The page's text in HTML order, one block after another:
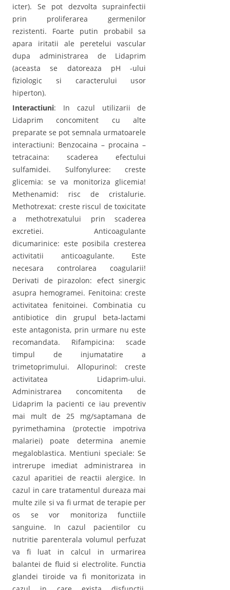
icter). Se pot dezvolta suprainfectii
prin proliferarea germenilor
rezistenti. Foarte putin probabil sa
apara iritatii ale peretelui vascular
dupa administrarea de Lidaprim
(aceasta se datoreaza pH -ului
fiziologic si caracterului usor
hiperton).
Interactiuni: In cazul utilizarii de
Lidaprim concomitent cu alte
preparate se pot semnala urmatoarele
interactiuni: Benzocaina – procaina –
tetracaina: scaderea efectului
sulfamidei. Sulfonyluree: creste
glicemia: se va monitoriza glicemia!
Methenamid: risc de cristalurie.
Methotrexat: creste riscul de toxicitate
a methotrexatului prin scaderea
excretiei. Anticoagulante
dicumarinice: este posibila cresterea
activitatii anticoagulante. Este
necesara controlarea coagularii!
Derivati de pirazolon: efect sinergic
asupra hemogramei. Fenitoina: creste
activitatea fenitoinei. Combinatia cu
antibiotice din grupul beta-lactami
este antagonista, prin urmare nu este
recomandata. Rifampicina: scade
timpul de injumatatire a
trimetoprimului. Allopurinol: creste
activitatea Lidaprim-ului.
Administrarea concomitenta de
Lidaprim la pacienti ce iau preventiv
mai mult de 25 mg/saptamana de
pyrimethamina (protectie impotriva
malariei) poate determina anemie
megaloblastica. Mentiuni speciale: Se
intrerupe imediat administrarea in
cazul aparitiei de reactii alergice. In
cazul in care tratamentul dureaza mai
multe zile si va fi urmat de terapie per
os se vor monitoriza functiile
sanguine. In cazul pacientilor cu
nutritie parenterala volumul perfuzat
va fi luat in calcul in urmarirea
balantei de fluid si electrolite. Functia
glandei tiroide va fi monitorizata in